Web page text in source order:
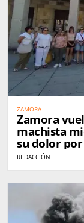
ZAMORA
Zamora
machista
su dolor
REDACCIÓN